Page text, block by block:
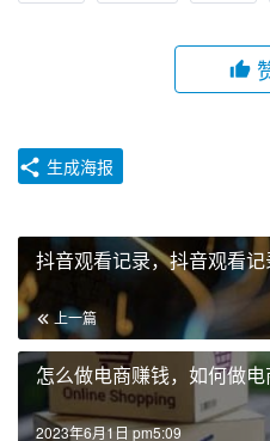
生成海报
抖音观看记录，抖音观看
上一篇
怎么做电商赚钱，如何做
2023年6月1日 pm5:09